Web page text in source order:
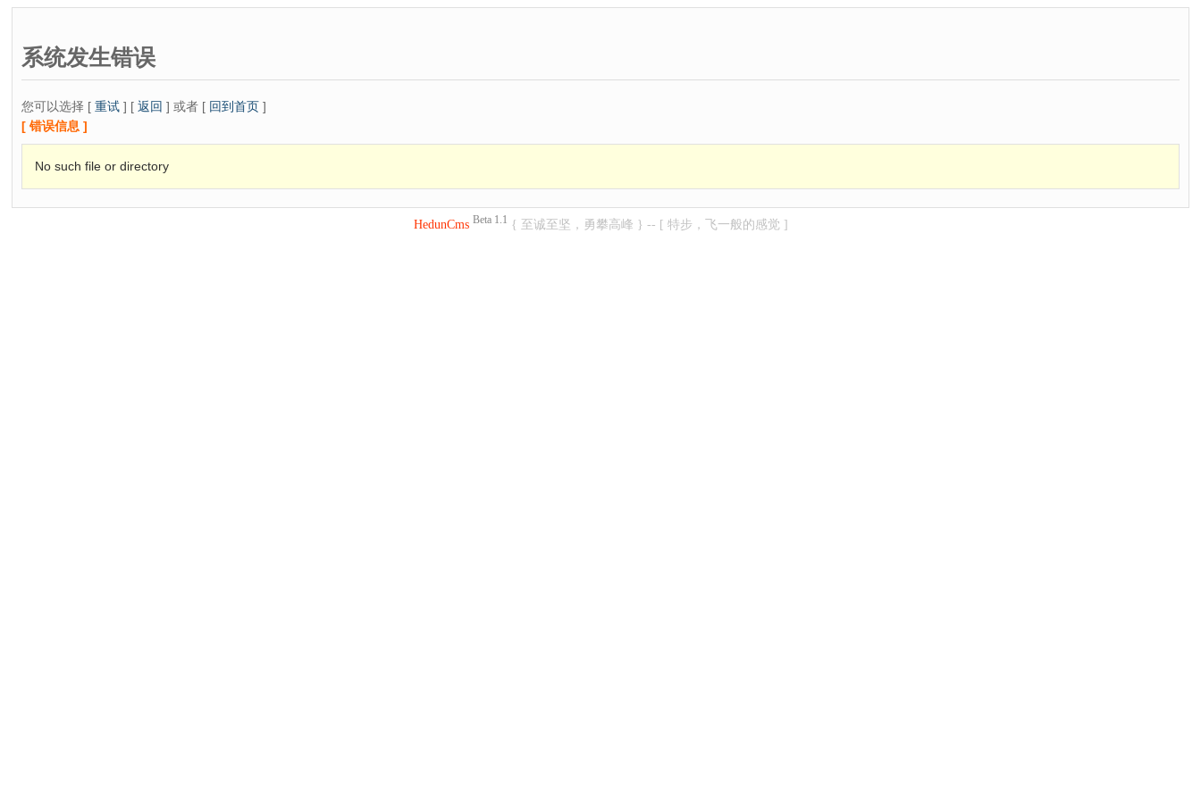
系统发生错误
您可以选择 [ 重试 ] [ 返回 ] 或者 [ 回到首页 ]
[ 错误信息 ]
No such file or directory
HedunCms Beta 1.1 { 至诚至坚，勇攀高峰 } -- [ 特步，飞一般的感觉 ]